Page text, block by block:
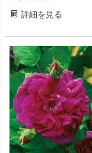
詳細を見る